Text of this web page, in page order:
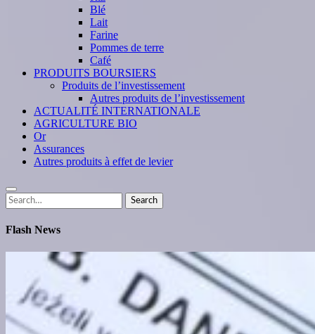
Blé
Lait
Farine
Pommes de terre
Café
PRODUITS BOURSIERS
Produits de l’investissement
Autres produits de l’investissement
ACTUALITÉ INTERNATIONALE
AGRICULTURE BIO
Or
Assurances
Autres produits à effet de levier
Search
for:
Search
Flash News